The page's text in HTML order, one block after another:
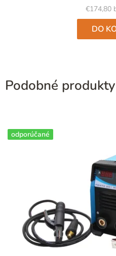
€174,80
DO
Podobné produkty
odporúčané